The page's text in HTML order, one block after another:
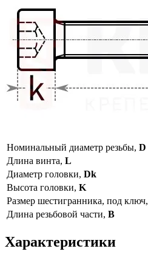
Номинальный диаметр резьбы, D
Длина винта, L
Диаметр головки, Dk
Высота головки, K
Размер шестигранника, под ключ,
Длина резьбовой части, B
Характеристики